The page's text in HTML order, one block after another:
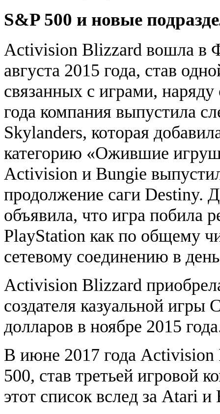
S&P 500 и новые
Activision Blizzard вошла в
августа 2015 года, став
связанных с играми,
года компания выпустила
Skylanders, которая
категорию «Ожившие
Activision и Bungie
продолжение саги Destiny.
объявила, что игра побила
PlayStation как по общему
сетевому соединению в
Activision Blizzard
создателя казуальной игры
долларов в ноябре 2015
В июне 2017 года Activision
500, став третьей игровой
этот список вслед за Atari